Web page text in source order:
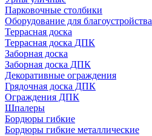
Парковочные столбики
Оборудование для благоустройства
Террасная доска
Террасная доска ДПК
Заборная доска
Заборная доска ДПК
Декоративные ограждения
Грядочная доска ДПК
Ограждения ДПК
Шпалеры
Бордюры гибкие
Бордюры гибкие металлические